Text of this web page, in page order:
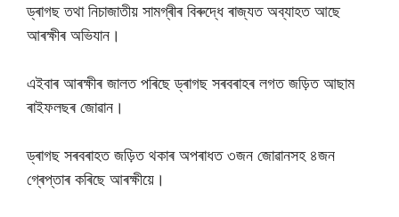
ড্ৰাগছ তথা নিচাজাতীয় সামগ্ৰীৰ বিৰুদ্ধে ৰাজ্যত অব্যাহত আছে
আৰক্ষীৰ অভিযান।
এইবাৰ আৰক্ষীৰ জালত পৰিছে ড্ৰাগছ সৰবৰাহৰ লগত জড়িত আছাম
ৰাইফলছৰ জোৱান।
ড্ৰাগছ সৰবৰাহত জড়িত থকাৰ অপৰাধত ৩জন জোৱানসহ ৪জন
গ্ৰেপ্তাৰ কৰিছে আৰক্ষীয়ে।